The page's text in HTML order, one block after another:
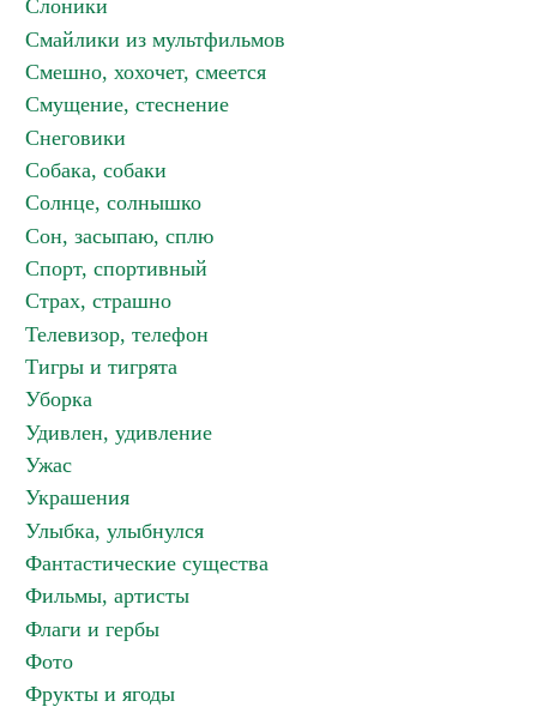
Слоники
Смайлики из мультфильмов
Смешно, хохочет, смеется
Смущение, стеснение
Снеговики
Собака, собаки
Солнце, солнышко
Сон, засыпаю, сплю
Спорт, спортивный
Страх, страшно
Телевизор, телефон
Тигры и тигрята
Уборка
Удивлен, удивление
Ужас
Украшения
Улыбка, улыбнулся
Фантастические существа
Фильмы, артисты
Флаги и гербы
Фото
Фрукты и ягоды